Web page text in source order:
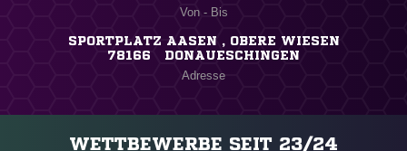
Von - Bis
SPORTPLATZ AASEN , OBERE WIESEN
78166 DONAUESCHINGEN
Adresse
WETTBEWERBE SEIT 23/24